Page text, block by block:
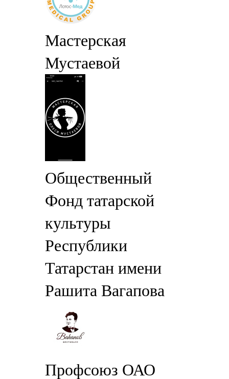
Мастерская
Мустаевой
Общественный
Фонд татарской
культуры
Республики
Татарстан имени
Рашита Вагапова
Профсоюз ОАО